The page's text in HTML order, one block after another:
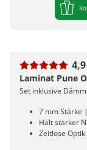
4,9
Laminat Pune
Set inklusive
7 mm Stärke
Hält starker
Zeitlose